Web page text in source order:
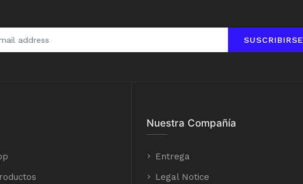
SUSCRIBIRSE
Nuestra Compañía
Entrega
Legal Notice